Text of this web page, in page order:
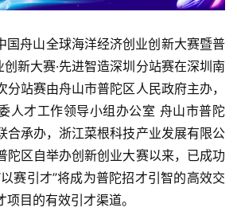
国舟山全球海洋经济创业创新大赛暨普
创新大赛·先进智造深圳分站赛在深圳南
分站赛由舟山市普陀区人民政府主办，
人才工作领导小组办公室 舟山市普陀
合承办，浙江菜根科技产业发展有限公
陀区自举办创新创业大赛以来，已成功
赛引才”将成为普陀招才引智的高效交
目的有效引才渠道。